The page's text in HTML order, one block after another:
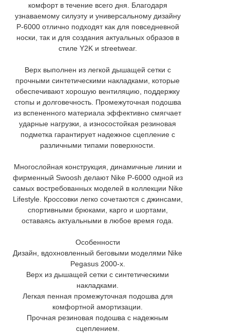
комфорт в течение всего дня. Благодаря
узнаваемому силуэту и универсальному дизайну
P-6000 отлично подходят как для повседневной
носки, так и для создания актуальных образов в
стиле Y2K и streetwear.
Верх выполнен из легкой дышащей сетки с
прочными синтетическими накладками, которые
обеспечивают хорошую вентиляцию, поддержку
стопы и долговечность. Промежуточная подошва
из вспененного материала эффективно смягчает
ударные нагрузки, а износостойкая резиновая
подметка гарантирует надежное сцепление с
различными типами поверхности.
Многослойная конструкция, динамичные линии и
фирменный Swoosh делают Nike P-6000 одной из
самых востребованных моделей в коллекции Nike
Lifestyle. Кроссовки легко сочетаются с джинсами,
спортивными брюками, карго и шортами,
оставаясь актуальными в любое время года.
Особенности
Дизайн, вдохновленный беговыми моделями Nike
Pegasus 2000-х.
Верх из дышащей сетки с синтетическими
накладками.
Легкая пенная промежуточная подошва для
комфортной амортизации.
Прочная резиновая подошва с надежным
сцеплением.